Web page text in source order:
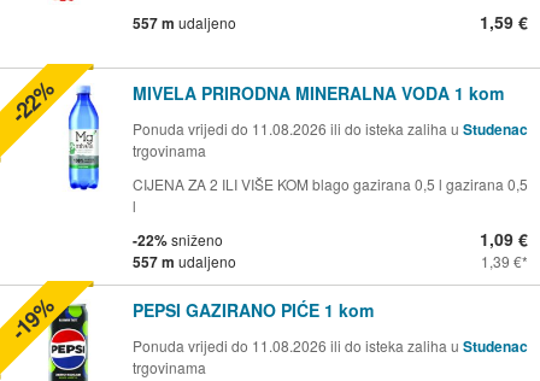
557 m udaljeno 1,59 €
MIVELA PRIRODNA MINERALNA VODA 1 kom
Ponuda vrijedi do 11.08.2026 ili do isteka zaliha u Studenac
trgovinama
CIJENA ZA 2 ILI VIŠE KOM blago gazirana 0,5 l gazirana 0,5
l
-22%sniženo
557 m udaljeno
1,09 €
1,39 €
-22%
PEPSI GAZIRANO PIĆE 1 kom
Ponuda vrijedi do 11.08.2026 ili do isteka zaliha u Studenac
trgovinama
-19%